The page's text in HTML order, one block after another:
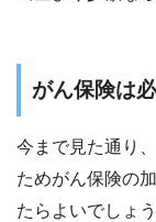
がん保険は
今まで見た通り
ためがん保険の
たらよいでしょう